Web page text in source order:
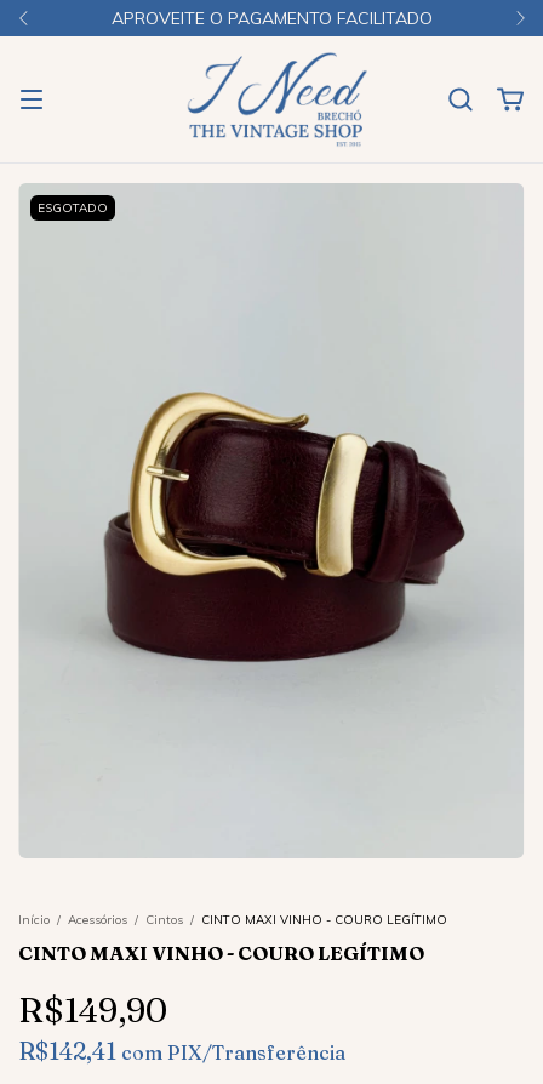
APROVEITE O PAGAMENTO FACILITADO
ESGOTADO
Início / Acessórios / Cintos / CINTO MAXI VINHO - COURO LEGÍTIMO
CINTO MAXI VINHO - COURO LEGÍTIMO
R$149,90
R$142,41 com PIX/Transferência